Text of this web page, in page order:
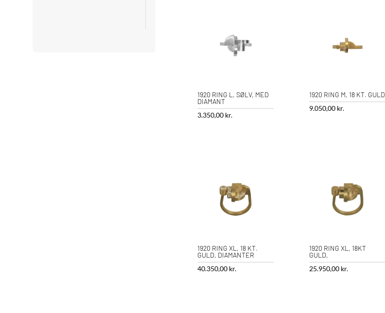
1920 RING L, SØLV, MED
DIAMANT
3.350,00 kr.
1920 RING M, 18 KT. GULD
9.050,00 kr.
1920 RING XL, 18 KT.
GULD, DIAMANTER
40.350,00 kr.
1920 RING XL, 18KT
GULD,
25.950,00 kr.